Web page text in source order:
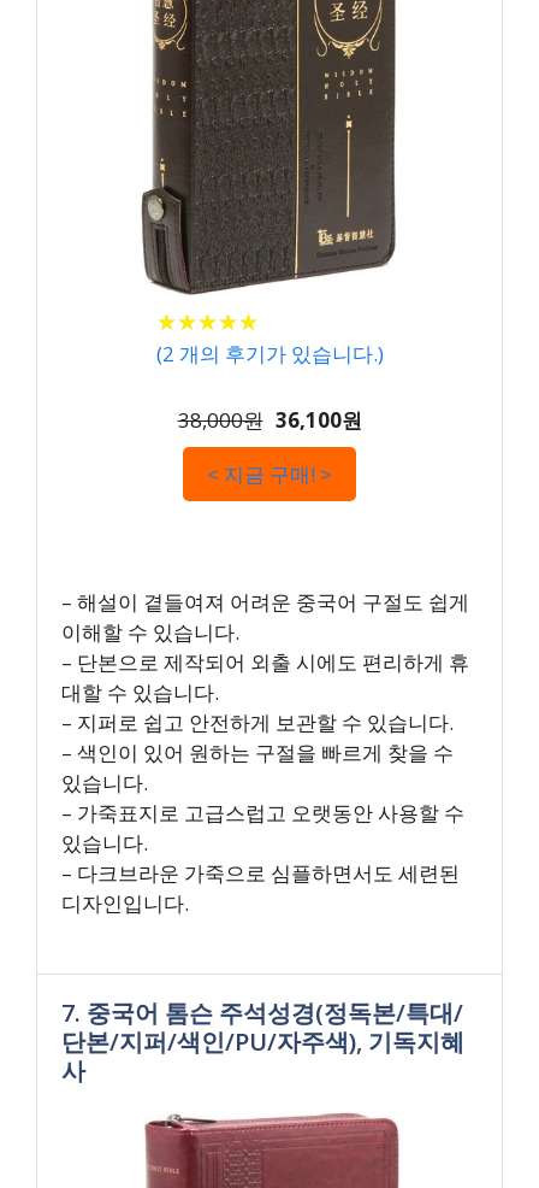
★★★★★
★★★★★
(2 개의 후기가 있습니다.)
38,000원 36,100원
< 지금 구매! >
– 해설이 곁들여져 어려운 중국어 구절도 쉽게
이해할 수 있습니다.
– 단본으로 제작되어 외출 시에도 편리하게 휴
대할 수 있습니다.
– 지퍼로 쉽고 안전하게 보관할 수 있습니다.
– 색인이 있어 원하는 구절을 빠르게 찾을 수
있습니다.
– 가죽표지로 고급스럽고 오랫동안 사용할 수
있습니다.
– 다크브라운 가죽으로 심플하면서도 세련된
디자인입니다.
7. 중국어 톰슨 주석성경(정독본/특대/
단본/지퍼/색인/PU/자주색), 기독지혜
사